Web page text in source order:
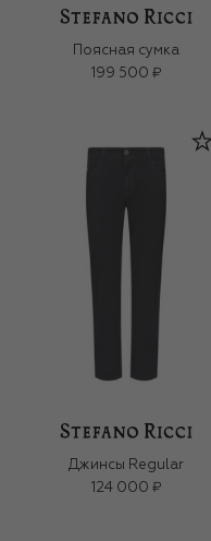
Поясная сумка
199 500 ₽
Джинсы Regular
124 000 ₽